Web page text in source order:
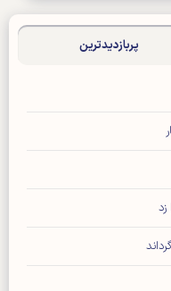
پربازدیدترین